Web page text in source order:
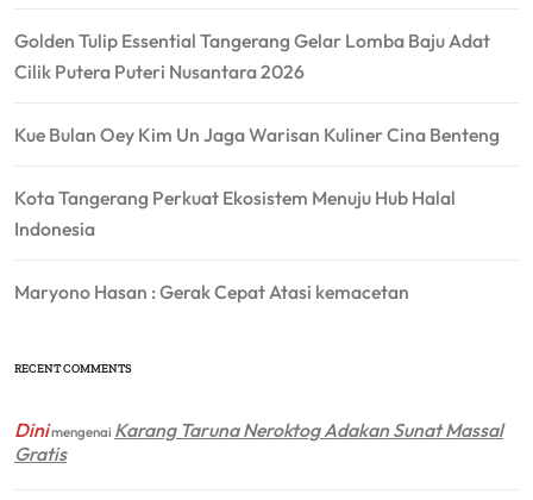
Golden Tulip Essential Tangerang Gelar Lomba Baju Adat
Cilik Putera Puteri Nusantara 2026
Kue Bulan Oey Kim Un Jaga Warisan Kuliner Cina Benteng
Kota Tangerang Perkuat Ekosistem Menuju Hub Halal
Indonesia
Maryono Hasan : Gerak Cepat Atasi kemacetan
RECENT COMMENTS
Dinimengenai Karang Taruna Neroktog Adakan Sunat Massal
Gratis